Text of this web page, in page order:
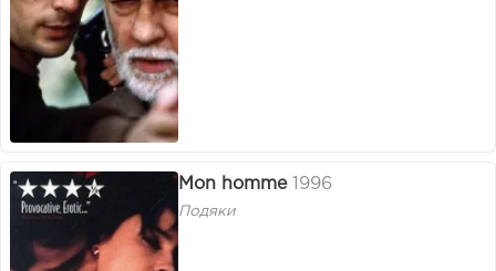
Mon homme 1996
Подяки